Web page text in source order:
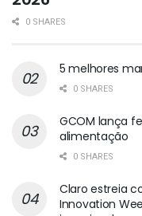
0 SHARES
5 melhores
0 SHARES
GCOM lança
alimentação
0 SHARES
Claro estreia
Innovation